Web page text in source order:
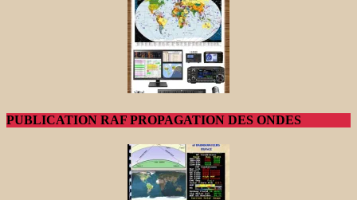
PUBLICATION RAF PROPAGATION DES ONDES